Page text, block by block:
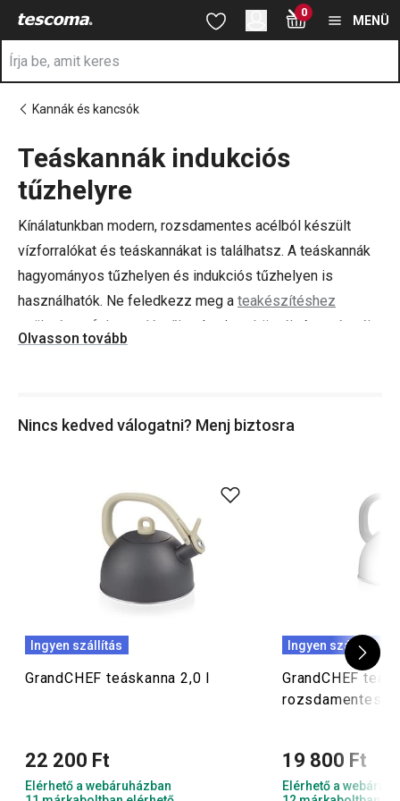
A Rozsdamentes acél teáskancsók oldalon tartózkodik
Ugrás a fő tartalomhoz
Ugrás a kereséshez
Ugrás a navigációhoz 0
MENÜ
Kannák és kancsók
Teáskannák indukciós
tűzhelyre
Kínálatunkban modern, rozsdamentes acélból készült
vízforralókat és teáskannákat is találhatsz. A teáskannák
hagyományos tűzhelyen és indukciós tűzhelyen is
használhatók. Ne feledkezz meg a teakészítéshez
szükséges felszerelésről , valamint a bögrék és
csészék
készleteiről sem. Így nem érhet meglepetés, ha váratlan
Olvasson tovább
Nincs kedved válogatni? Menj biztosra
Ingyen szállítás
GrandCHEF teáskanna 2,0 l
22 200 Ft
Elérhető a webáruházban
Ingyen szállítás
GrandCHEF
rozsdamentes
19 800 Ft
Elérhető a